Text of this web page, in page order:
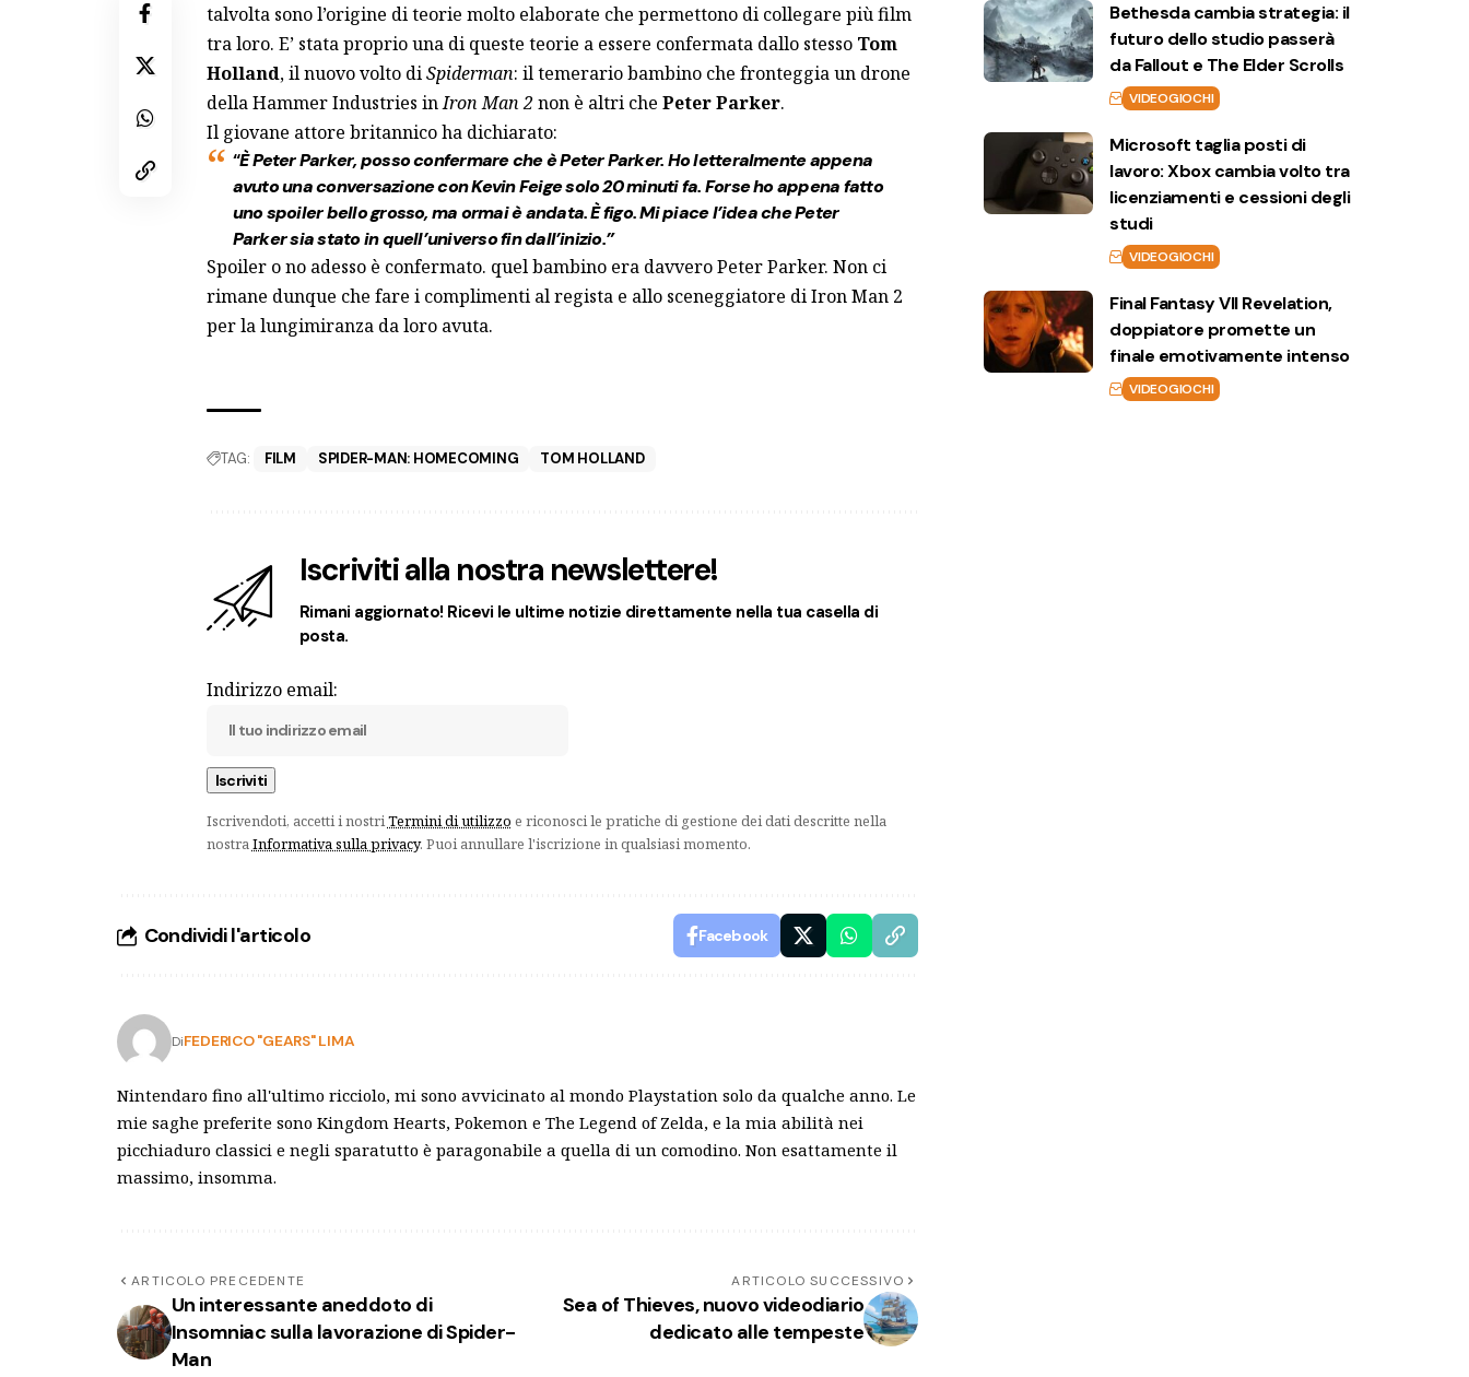
talvolta sono l’origine di teorie molto elaborate che permettono di collegare più film
tra loro. E’ stata proprio una di queste teorie a essere confermata dallo stesso Tom
Holland, il nuovo volto diSpiderman: il temerario bambino che fronteggia un drone
della Hammer Industries inIron Man 2 non è altri che Peter Parker.
Il giovane attore britannico ha dichiarato:
“ÈPeter Parker, posso confermare che è Peter Parker. Ho letteralmente appena
avuto una conversazione conKevin Feigesolo 20 minuti fa. Forse ho appena fatto
uno spoiler bello grosso, ma ormai è andata. È figo. Mi piace l’idea che Peter
Parker sia stato in quell’universo fin dall’inizio.”
Spoiler o no adesso è confermato. quel bambino era davvero Peter Parker. Non ci
rimane dunque che fare i complimenti al regista e allo sceneggiatore di Iron Man 2
per la lungimiranza da loro avuta.
TAG: FILM SPIDER-MAN: HOMECOMING TOM HOLLAND
Iscriviti alla nostra newslettere!
Rimani aggiornato! Ricevi le ultime notizie direttamente nella tua casella di
posta.
Indirizzo email:
Iscrivendoti, accetti i nostriTermini di utilizzo e riconosci le pratiche di gestione dei dati descritte nella
nostraInformativa sulla privacy. Puoi annullare l'iscrizione in qualsiasi momento.
Condividi l'articolo Facebook
DiFEDERICO "GEARS" LIMA
Nintendaro fino all'ultimo ricciolo, mi sono avvicinato al mondo Playstation solo da qualche anno. Le
mie saghe preferite sono Kingdom Hearts, Pokemon e The Legend of Zelda, e la mia abilità nei
picchiaduro classici e negli sparatutto è paragonabile a quella di un comodino. Non esattamente il
massimo, insomma.
ARTICOLO PRECEDENTE
Un interessante aneddoto di
Insomniac sulla lavorazione di Spider-
Man
ARTICOLO SUCCESSIVO
Sea of Thieves, nuovo videodiario
dedicato alle tempeste
Bethesda cambia strategia: il
futuro dello studio passerà
da Fallout e The Elder Scrolls
VIDEOGIOCHI
Microsoft taglia posti di
lavoro: Xbox cambia volto tra
licenziamenti e cessioni degli
studi
VIDEOGIOCHI
Final Fantasy VII Revelation,
doppiatore promette un
finale emotivamente intenso
VIDEOGIOCHI